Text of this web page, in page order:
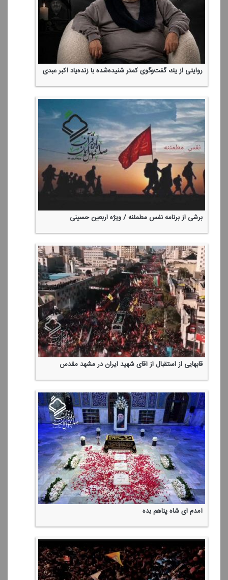
روایتی از یك گفت‌وگوی كمتر شنیده‌شده با زنده‌یاد اكبر عبدی
برشی از برنامه نفس مطمئنه / ویژه اربعین حسینی
قابهایی از استقبال از آقای شهید ایران در مشهد مقدس
آمدم ای شاه پناهم بده